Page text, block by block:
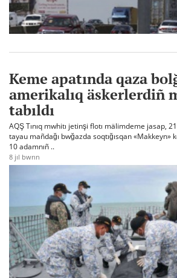
Keme apatında qaza
amerikalıq äskerlerdiñ
tabıldı
AQŞ Tınıq mwhitı jetinşi flotı mälimdeme jasap,
tayau mañdağı bwğazda soqtığısqan «Makkeyn»
10 adamnıñ ..
8 jıl bwrın